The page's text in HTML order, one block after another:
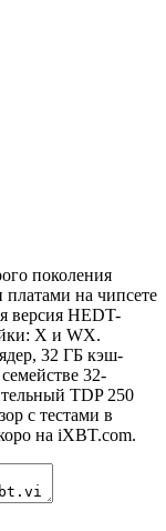
поколения
на чипсете
версия HEDT-
X и WX.
32 ГБ кэш-
32-
TDP 250
с тестами в
на iXBT.com.